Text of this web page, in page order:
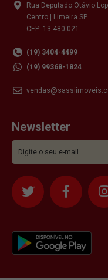
Rua Deputado Otávio
Centro | Limeira SP
CEP: 13.480-021
(19) 3404-4499
(19) 99368-1824
Newsletter